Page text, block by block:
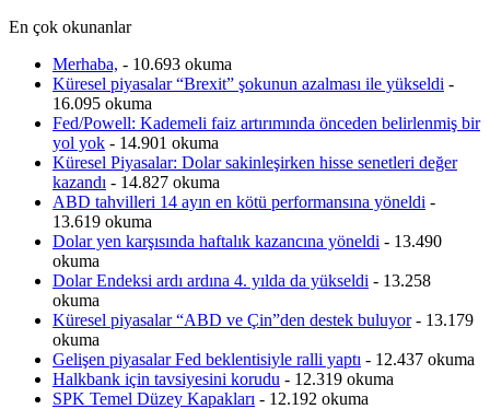
En çok okunanlar
Merhaba, - 10.693 okuma
Küresel piyasalar “Brexit” şokunun azalması ile yükseldi -
16.095 okuma
Fed/Powell: Kademeli faiz artırımında önceden belirlenmiş bir
yol yok - 14.901 okuma
Küresel Piyasalar: Dolar sakinleşirken hisse senetleri değer
kazandı - 14.827 okuma
ABD tahvilleri 14 ayın en kötü performansına yöneldi -
13.619 okuma
Dolar yen karşısında haftalık kazancına yöneldi - 13.490
okuma
Dolar Endeksi ardı ardına 4. yılda da yükseldi - 13.258
okuma
Küresel piyasalar “ABD ve Çin”den destek buluyor- 13.179
okuma
Gelişen piyasalar Fed beklentisiyle ralli yaptı - 12.437 okuma
Halkbank için tavsiyesini korudu - 12.319 okuma
SPK Temel Düzey Kapakları - 12.192 okuma